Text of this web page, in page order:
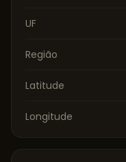
UF
Região
Latitude
Longitude